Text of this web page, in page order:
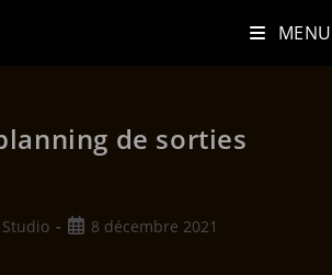
MENU
de sorties
8 décembre 2021